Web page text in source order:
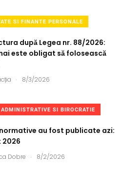
SI FINANTE PERSONALE
după Legea nr. 88/2026:
este obligat să folosească
. 8/3/2026
SI BIROCRATIE
au fost publicate azi:
2026
Dobre . 8/2/2026